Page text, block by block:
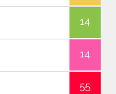
14
14
55